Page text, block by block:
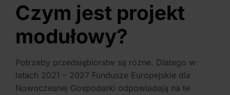
O NAS
Czym jest projekt
modułowy?
Potrzeby przedsiębiorstw są różne. Dlatego w
latach 2021 – 2027 Fundusze Europejskie dla
Nowoczesnej Gospodarki odpowiadają na te